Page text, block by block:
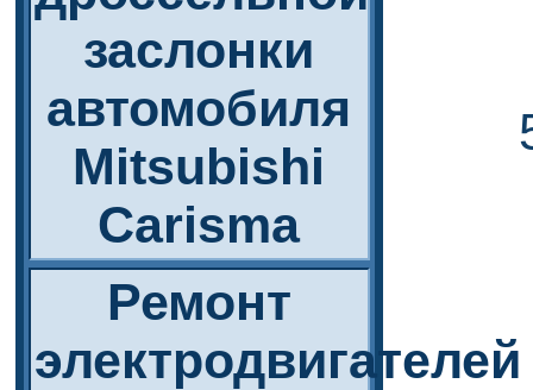
заслонки
автомобиля
Mitsubishi
Carisma
Ремонт
электродвигателей